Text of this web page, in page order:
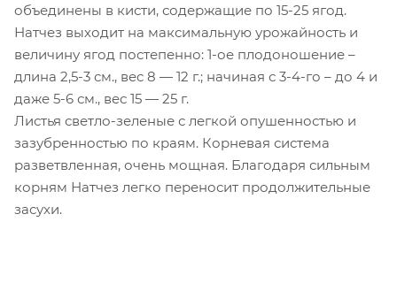
объединены в кисти, содержащие по 15-25 ягод.
Натчез выходит на максимальную урожайность и
величину ягод постепенно: 1-ое плодоношение –
длина 2,5-3 см., вес 8 — 12 г.; начиная с 3-4-го – до 4 и
даже 5-6 см., вес 15 — 25 г.
Листья светло-зеленые с легкой опушенностью и
зазубренностью по краям. Корневая система
разветвленная, очень мощная. Благодаря сильным
корням Натчез легко переносит продолжительные
засухи.